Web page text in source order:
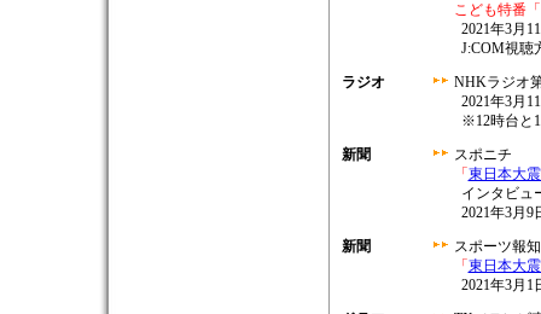
こども特番
2021年3月
J:COM視聴
ラジオ
NHKラジオ
2021年3月
※12時台と
新聞
スポニチ
「 東日本大
インタビュ
2021年3月9
新聞
スポーツ報知
「 東日本大
2021年3月1